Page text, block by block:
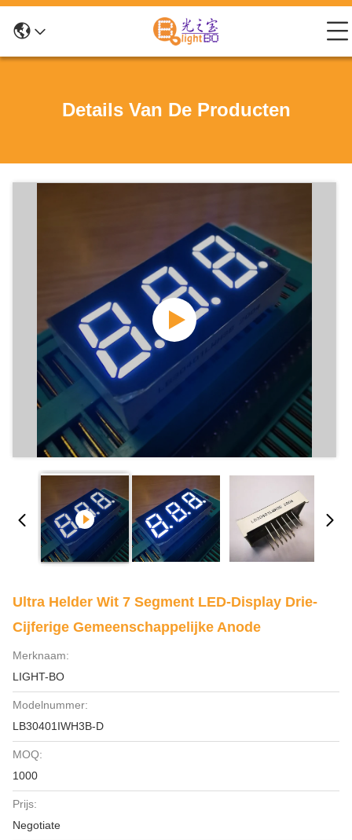
Details Van De Producten
Ultra Helder Wit 7 Segment LED-Display Drie-
Cijferige Gemeenschappelijke Anode
Merknaam:
LIGHT-BO
Modelnummer:
LB30401IWH3B-D
MOQ:
1000
Prijs:
Negotiate